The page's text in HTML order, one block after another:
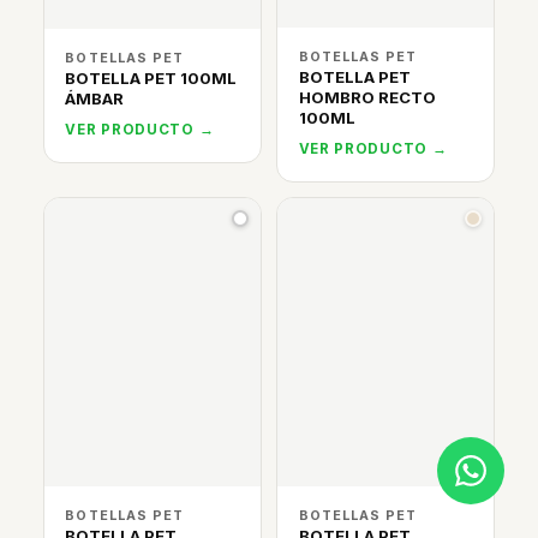
BOTELLAS PET
BOTELLA PET 100ML
ÁMBAR
VER PRODUCTO →
BOTELLAS PET
BOTELLA PET
HOMBRO RECTO
100ML
VER PRODUCTO →
BOTELLAS PET BOTELLAS PET